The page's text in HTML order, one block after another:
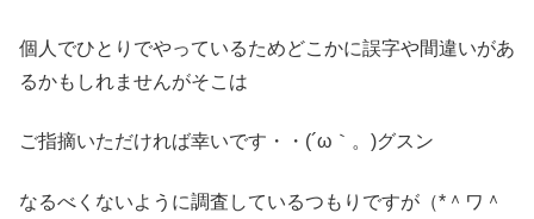
個人でひとりでやっているためどこかに誤字や間違いがあ
るかもしれませんがそこは
ご指摘いただければ幸いです・・(´ω｀。)グスン
なるべくないように調査しているつもりですが（*＾ワ＾